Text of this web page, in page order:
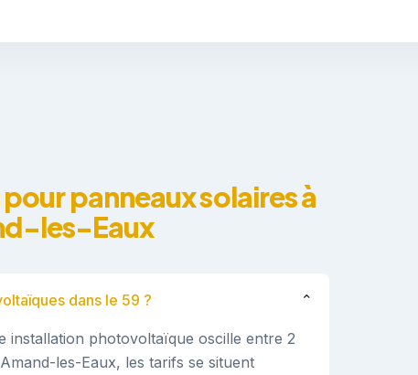
panneaux solaires à
les-Eaux
dans le 59 ? ⌄
installation photovoltaïque oscille entre 2
les-Eaux, les tarifs se situent